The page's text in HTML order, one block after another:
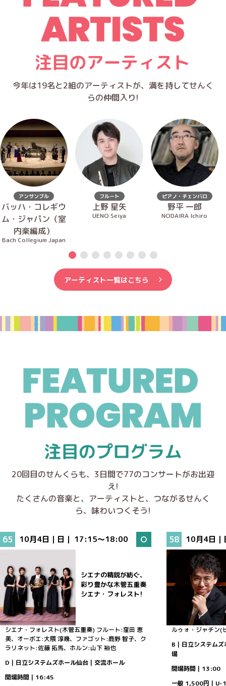
今年は19名と2組のアーティストが、満を持してせんく
らの仲間入り!
バッハ・コレギウ
ム・ジャパン（室
内楽編成）
Bach Collegium Japan
アンサンブル
上野 星矢
UENO Seiya
フルート
野平 一郎
NODAIRA Ichiro
ピアノ・チェンバロ
アーティスト一覧はこちら
20回目のせんくらも、3日間で77のコンサートがお出迎
え!
たくさんの音楽と、アーティストと、つながるせんく
ら、味わいつくそう!
65 10月4日｜日｜ 17:15～18:00
シエナの精鋭が紡ぐ、
彩り豊かな木管五重奏
シエナ・フォレスト!
シエナ・フォレスト(木管五重奏) フルート:窪田 恵
美、オーボエ:大隈 淳幾、ファゴット:鹿野 智子、ク
ラリネット:佐藤 拓馬、ホルン:山下 裕也
開場時間｜16:45
D｜日立システムズホール仙台｜交流ホール
58 10月4日｜
ルゥォ・ジャチン(
開場時間｜13:00
一般 1,500円｜U-
B｜日立システム
場